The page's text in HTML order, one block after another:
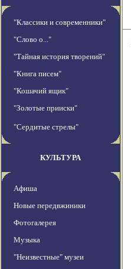
"Классики и современники"
"Слово о..."
"Тайная история творений"
"Книга писем"
"Кошачий ящик"
"Золотые прииски"
"Сердитые стрелы"
КУЛЬТУРА
Афиша
Новые передвжиники
Фотогалерея
Музыка
"Неизвестные" музеи